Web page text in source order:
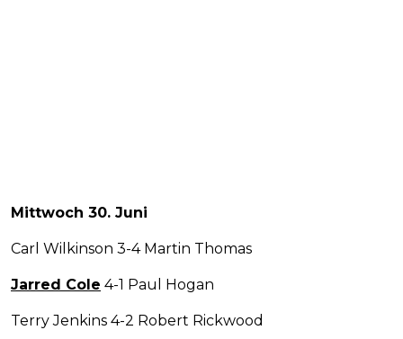
Mittwoch 30. Juni
Carl Wilkinson 3-4 Martin Thomas
Jarred Cole 4-1 Paul Hogan
Terry Jenkins 4-2 Robert Rickwood